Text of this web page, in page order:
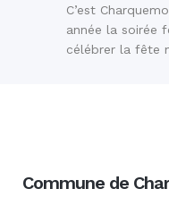
C’est
année la soirée
célébrer la fête
Commune de